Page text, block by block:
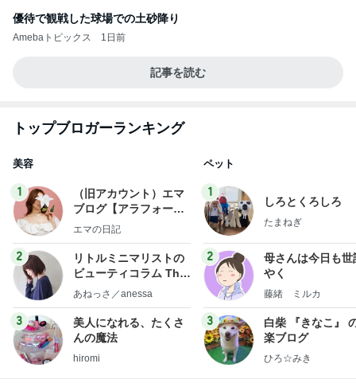
優待で観戦した球場での土砂降り
Amebaトピックス 1日前
記事を読む
トップブロガーランキング
美容
1
（旧アカウント）エマ
ブログ【アラフォー会
社売却セカンドライ
エマの日記
2
リトルミニマリストの
ビューティコラム The
little minimalist's bea
あねっさ／anessa
3
美人になれる、たくさ
んの魔法
hiromi
ペット
1
しろとくろしろ
たまねぎ
2
母さんは今日も世
やく
藤緒 ミルカ
3
白柴 『きなこ』
楽ブログ
ひろ☆みき